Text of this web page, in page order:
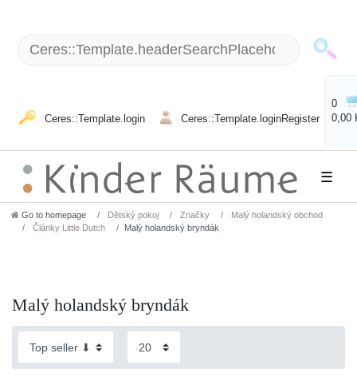
Ceres::Template.login Ceres::Template.loginRegister
0
0,00
☰
Go to homepage Dětský pokoj Značky
Malý holandský obchod
Články Little Dutch
Malý holandský bryndák
Malý holandský bryndák